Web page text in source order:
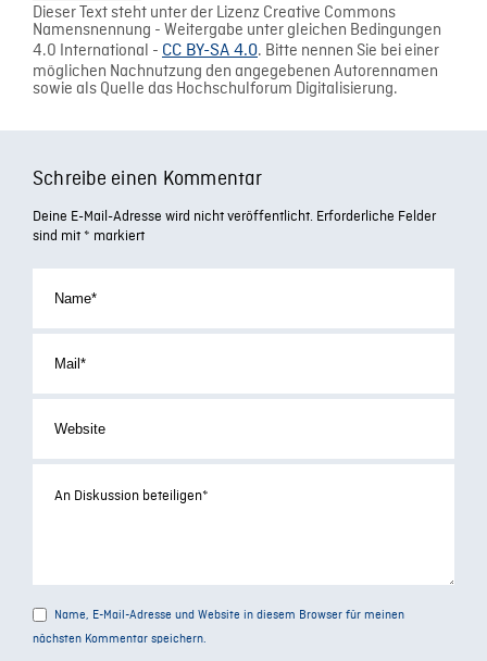
Dieser Text steht unter der Lizenz Creative Commons
Namensnennung - Weitergabe unter gleichen Bedingungen
4.0 International - CC BY-SA 4.0. Bitte nennen Sie bei einer
möglichen Nachnutzung den angegebenen Autorennamen
sowie als Quelle das Hochschulforum Digitalisierung.
Schreibe einen Kommentar
Deine E-Mail-Adresse wird nicht veröffentlicht. Erforderliche Felder
sind mit * markiert
Name, E-Mail-Adresse und Website in diesem Browser für meinen
nächsten Kommentar speichern.